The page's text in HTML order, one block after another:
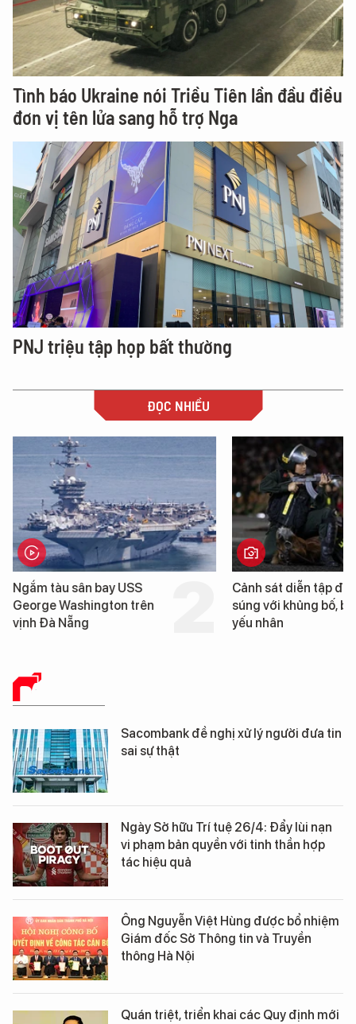
Tình báo Ukraine nói Triều Tiên lần đầu điều
đơn vị tên lửa sang hỗ trợ Nga
PNJ triệu tập họp bất thường
ĐỌC NHIỀU
Cảnh sát diễn tập đấu
súng với khủng bố, bảo vệ
yếu nhân
Hình ảnh đầu tiên về
tàu sân bay USS
Washington vừa đến
BÁO CHÍ SỐ
Sacombank đề nghị xử lý người đưa tin
sai sự thật
Ngày Sở hữu Trí tuệ 26/4: Đẩy lùi nạn
vi phạm bản quyền với tinh thần hợp
tác hiệu quả
Ông Nguyễn Việt Hùng được bổ nhiệm
Giám đốc Sở Thông tin và Truyền
thông Hà Nội
Quán triệt, triển khai các Quy định mới